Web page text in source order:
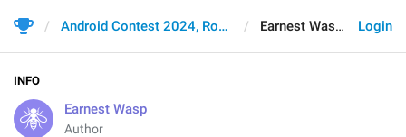
Login
Android Contest 2024, Round 2 Earnest Wasp
INFO
Earnest Wasp
Author